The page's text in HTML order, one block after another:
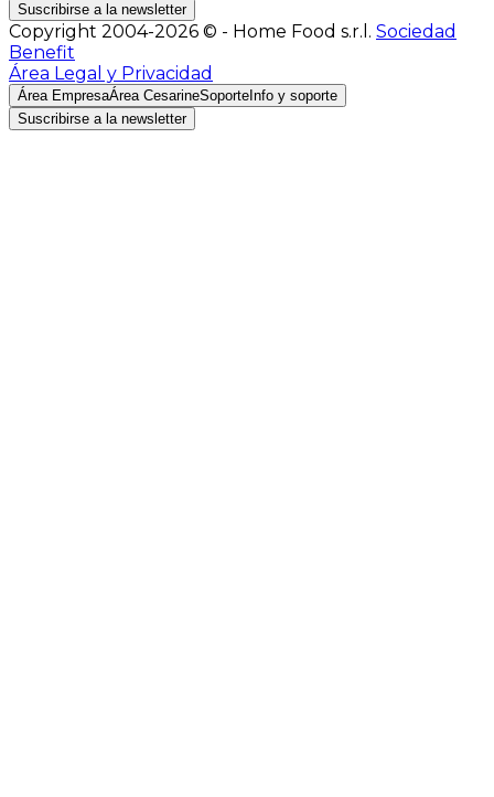
Suscribirse a la newsletter
Copyright 2004-2026 © - Home Food s.r.l. Sociedad
Benefit
Área Legal y Privacidad
Área EmpresaÁrea CesarineSoporte Info y soporte
Suscribirse a la newsletter